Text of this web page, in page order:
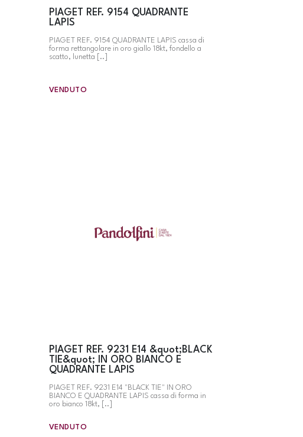
PIAGET REF. 9154 QUADRANTE
LAPIS
PIAGET REF. 9154 QUADRANTE LAPIS cassa di
forma rettangolare in oro giallo 18kt, fondello a
scatto, lunetta [..]
VENDUTO
PIAGET REF. 9231 E14 &quot;BLACK
TIE&quot; IN ORO BIANCO E
QUADRANTE LAPIS
PIAGET REF. 9231 E14 "BLACK TIE" IN ORO
BIANCO E QUADRANTE LAPIS cassa di forma in
oro bianco 18kt, [..]
VENDUTO